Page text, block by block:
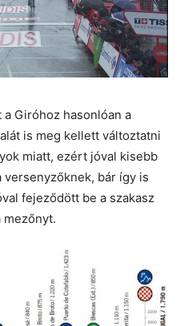
Giróhoz hasonlóan a
is meg kellett változtatni
miatt, ezért jóval kisebb
bár így is
fejeződött be a szakasz
mezőnyt.